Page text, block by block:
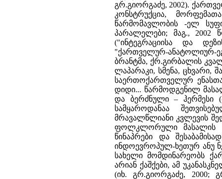
გრ.გიორგაძე, 2002).
კონსტრუქცია,
წარმომავლობის -ელ
პარალელები; მაგ., 2002
("ინტეგრაციისა და
"ქართველურ-ანატოლიურ-
ბრანტმა, ქრ.გირბალის
ლაპარაკი, სმენა, ცხვარი,
საერთოქართველურ
დიდი... წარმოდგენილ
და ბერძნული – ჰერმესი
სამყაროდანაა
მრავალწლიანი კვლევის
ფოლკლორული მასალის
წინაპრები და
ინდოევროპულ-ხეთურ ანუ
სახელი მომდინარეობს
არიან ქაშქები, ამ
(იხ. გრ.გიორგაძე, 2000;